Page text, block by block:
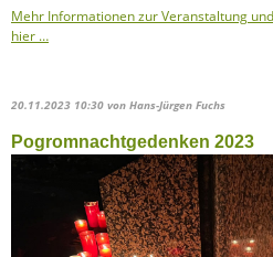
Mehr Informationen zur Veranstaltung
hier …
20.11.2023 10:30 von Hans-Jürgen Fuchs
Pogromnachtgedenken 2023